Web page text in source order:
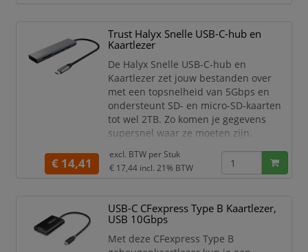
gegevens over via de razendsnelle
USB-A 3.2-verbinding, met een
USB vers
Trust Halyx Snelle USB-C-hub en
Kaartlezer
De Halyx Snelle USB-C-hub en
Kaartlezer zet jouw bestanden over
met een topsnelheid van 5Gbps en
ondersteunt SD- en micro-SD-kaarten
tot wel 2TB. Zo komen je gegevens
supersnel waar ze moeten zijn.
Met drie USB-poorten werk je efficiënt
en effectief, welke apparaten je ook
Door zijn aluminium behuizing is de
Halyx stevig en bestand tegen een
stootje. Toch is hij licht en klein genoeg
om ‘m zo in je tas of zak te stoppen en
€ 14,41
excl. BTW per Stuk
€ 17,44 incl. 21% BTW
USB-C CFexpress Type B Kaartlezer,
USB 10Gbps
Met deze CFexpress Type B